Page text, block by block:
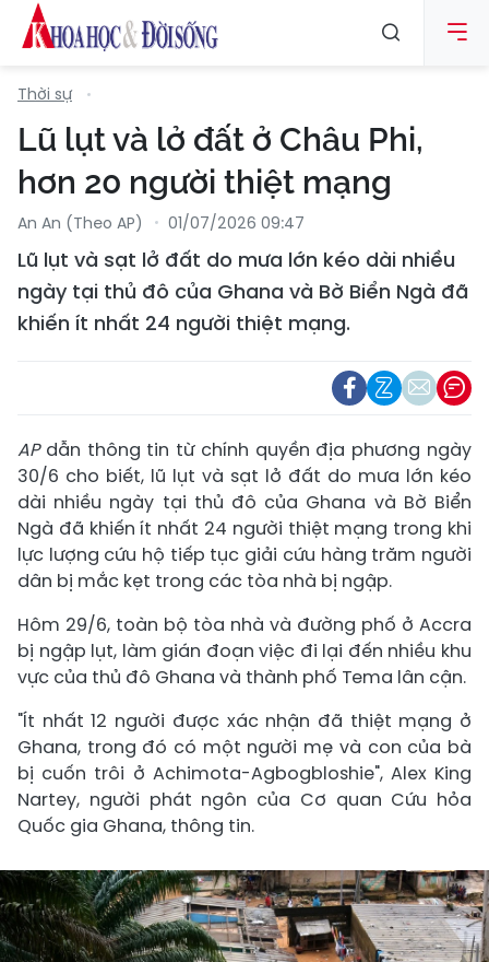
Thời sự
Lũ lụt và lở đất ở Châu Phi,
hơn 20 người thiệt mạng
An An (Theo AP) 01/07/2026 09:47
Lũ lụt và sạt lở đất do mưa lớn kéo dài nhiều
ngày tại thủ đô của Ghana và Bờ Biển Ngà đã
khiến ít nhất 24 người thiệt mạng.
APdẫn thông tin từ chính quyền địa phương ngày
30/6 cho biết, lũ lụt và sạt lở đất do mưa lớn kéo
dài nhiều ngày tại thủ đô của Ghana và Bờ Biển
Ngà đã khiến ít nhất 24 người thiệt mạng trong khi
lực lượng cứu hộ tiếp tục giải cứu hàng trăm người
dân bị mắc kẹt trong các tòa nhà bị ngập.
Hôm 29/6, toàn bộ tòa nhà và đường phố ở Accra
bị ngập lụt, làm gián đoạn việc đi lại đến nhiều khu
vực của thủ đô Ghana và thành phố Tema lân cận.
"Ít nhất 12 người được xác nhận đã thiệt mạng ở
Ghana, trong đó có một người mẹ và con của bà
bị cuốn trôi ở Achimota-Agbogbloshie", Alex King
Nartey, người phát ngôn của Cơ quan Cứu hỏa
Quốc gia Ghana, thông tin.